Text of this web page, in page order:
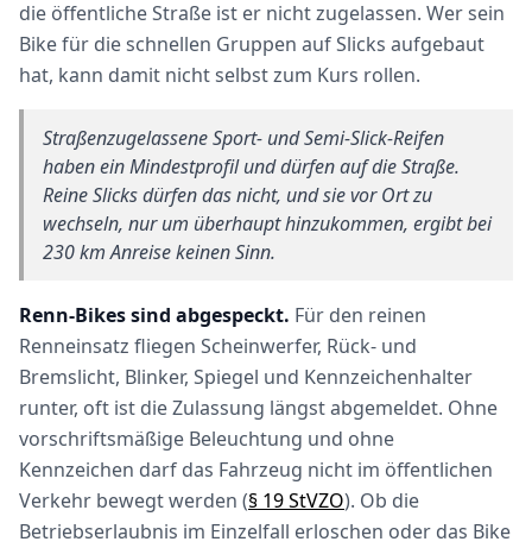
die öffentliche Straße ist er nicht zugelassen. Wer sein
Bike für die schnellen Gruppen auf Slicks aufgebaut
hat, kann damit nicht selbst zum Kurs rollen.
Straßenzugelassene Sport- und Semi-Slick-Reifen
haben ein Mindestprofil und dürfen auf die Straße.
Reine Slicks dürfen das nicht, und sie vor Ort zu
wechseln, nur um überhaupt hinzukommen, ergibt bei
230 km Anreise keinen Sinn.
Renn-Bikes sind abgespeckt. Für den reinen
Renneinsatz fliegen Scheinwerfer, Rück- und
Bremslicht, Blinker, Spiegel und Kennzeichenhalter
runter, oft ist die Zulassung längst abgemeldet. Ohne
vorschriftsmäßige Beleuchtung und ohne
Kennzeichen darf das Fahrzeug nicht im öffentlichen
Verkehr bewegt werden (§ 19 StVZO). Ob die
Betriebserlaubnis im Einzelfall erloschen oder das Bike